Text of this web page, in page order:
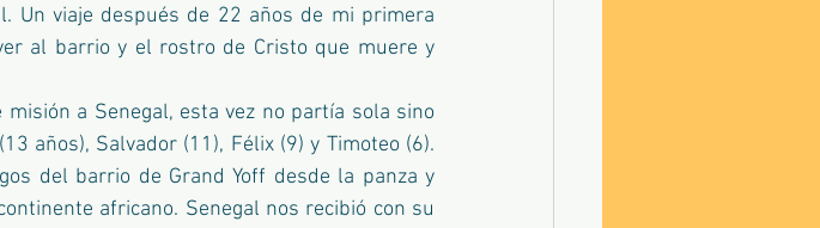
Un viaje después de 22 años de mi primera
al barrio y el rostro de Cristo que muere y
a Senegal, esta vez no partía sola sino
años), Salvador (11), Félix (9) y Timoteo (6).
del barrio de Grand Yoff desde la panza y
africano. Senegal nos recibió con su